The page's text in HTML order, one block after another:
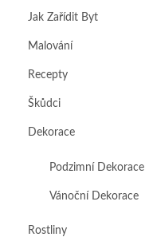
Jak Zařídit Byt
Malování
Recepty
Škůdci
Dekorace
Podzimní Dekorace
Vánoční Dekorace
Rostliny